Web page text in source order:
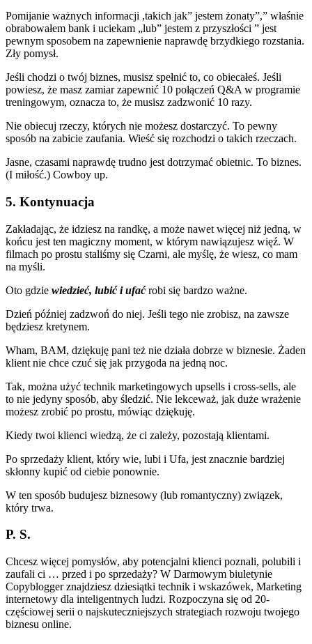
Pomijanie ważnych informacji ,takich jak” jestem żonaty”,” właśnie
obrabowałem bank i uciekam „lub” jestem z przyszłości ” jest
pewnym sposobem na zapewnienie naprawdę brzydkiego rozstania.
Zły pomysł.
Jeśli chodzi o twój biznes, musisz spełnić to, co obiecałeś. Jeśli
powiesz, że masz zamiar zapewnić 10 połączeń Q&A w programie
treningowym, oznacza to, że musisz zadzwonić 10 razy.
Nie obiecuj rzeczy, których nie możesz dostarczyć. To pewny
sposób na zabicie zaufania. Wieść się rozchodzi o takich rzeczach.
Jasne, czasami naprawdę trudno jest dotrzymać obietnic. To biznes.
(I miłość.) Cowboy up.
5. Kontynuacja
Zakładając, że idziesz na randkę, a może nawet więcej niż jedną, w
końcu jest ten magiczny moment, w którym nawiązujesz więź. W
filmach po prostu staliśmy się Czarni, ale myślę, że wiesz, co mam
na myśli.
Oto gdzie wiedzieć, lubić i ufaćrobi się bardzo ważne.
Dzień później zadzwoń do niej. Jeśli tego nie zrobisz, na zawsze
będziesz kretynem.
Wham, BAM, dziękuję pani też nie działa dobrze w biznesie. Żaden
klient nie chce czuć się jak przygoda na jedną noc.
Tak, można użyć technik marketingowych upsells i cross-sells, ale
to nie jedyny sposób, aby śledzić. Nie lekceważ, jak duże wrażenie
możesz zrobić po prostu, mówiąc dziękuję.
Kiedy twoi klienci wiedzą, że ci zależy, pozostają klientami.
Po sprzedaży klient, który wie, lubi i Ufa, jest znacznie bardziej
skłonny kupić od ciebie ponownie.
W ten sposób budujesz biznesowy (lub romantyczny) związek,
który trwa.
P. S.
Chcesz więcej pomysłów, aby potencjalni klienci poznali, polubili i
zaufali ci … przed i po sprzedaży? W Darmowym biuletynie
Copyblogger znajdziesz dziesiątki technik i wskazówek, Marketing
internetowy dla inteligentnych ludzi. Rozpoczyna się od 20-
częściowej serii o najskuteczniejszych strategiach rozwoju twojego
biznesu online.